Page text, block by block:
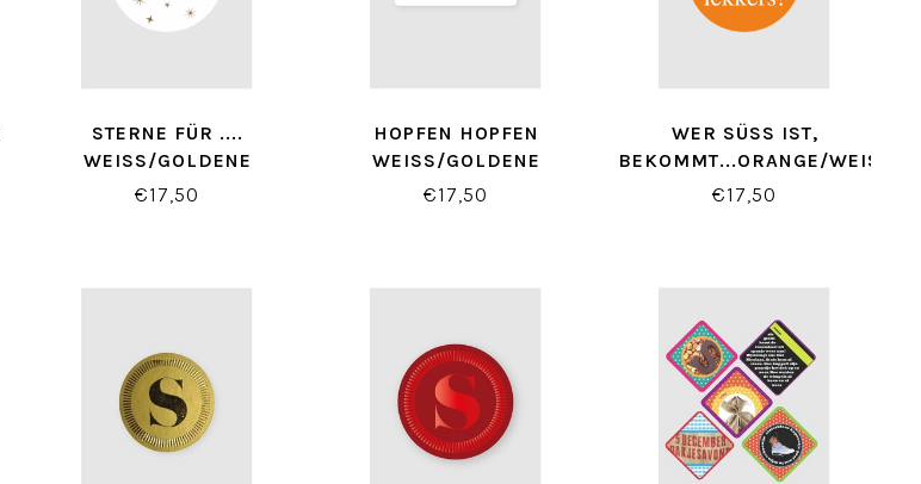
STERNE FÜR ....
WEISS/GOLDENE E
TIKETTEN ( 500 STÜCK)
€17,50
HOPFEN HOPFEN
WEISS/GOLDENE E
TIKETTEN ( 500 STÜCK)
€17,50
WER SÜSS IST, B
EKOMMT...ORANGE/WEISSE ET
IKETTEN ( 500 STÜCK)
€17,50